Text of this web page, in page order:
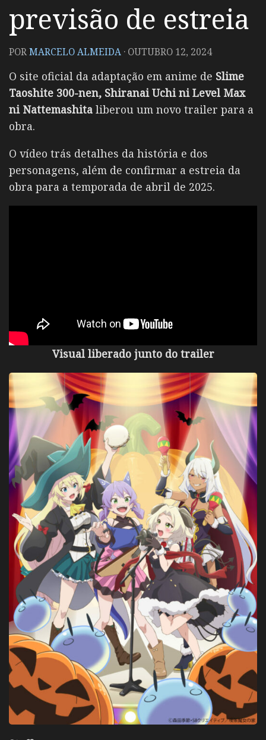
previsão de estreia
PORMARCELO ALMEIDA · OUTUBRO 12, 2024
O site oficial da adaptação em anime de Slime
Taoshite 300-nen, Shiranai Uchi ni Level Max
ni Nattemashita liberou um novo trailer para a
obra.
O vídeo trás detalhes da história e dos
personagens, além de confirmar a estreia da
obra para a temporada de abril de 2025.
Visual liberado junto do trailer